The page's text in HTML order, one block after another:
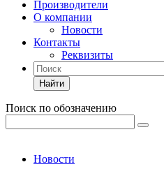
Производители
О компании
Новости
Контакты
Реквизиты
Найти
Поиск по обозначению
Новости